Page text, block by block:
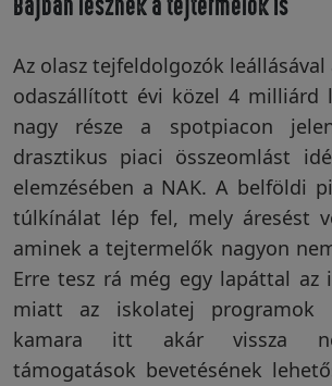
Bajban lesznek a tejtermelők is
Az olasz tejfeldolgozók leállásával
odaszállított évi közel 4 milliárd
nagy része a spotpiacon
drasztikus piaci összeomlást
elemzésében a NAK. A belföldi
túlkínálat lép fel, mely áresést
aminek a tejtermelők nagyon
Erre tesz rá még egy lapáttal az
miatt az iskolatej programok
kamara itt akár vissza
támogatások bevetésének